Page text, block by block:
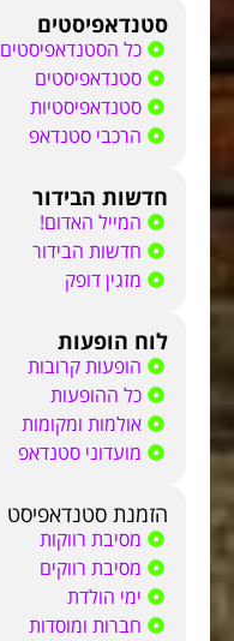
סטנדאפיסטים
כל הסטנדאפיסטים
סטנדאפיסטים
סטנדאפיסטיות
הרכבי סטנדאפ
חדשות הבידור
המייל האדום!
חדשות הבידור
מזגין דופק
לוח הופעות
הופעות קרובות
כל ההופעות
אולמות ומקומות
מועדוני סטנדאפ
הזמנת סטנדאפיסט
מסיבת רווקות
מסיבת רווקים
ימי הולדת
חברות ומוסדות